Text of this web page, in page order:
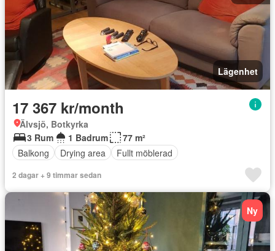
Lägenhet
17 367 kr/month
Älvsjö, Botkyrka
3 Rum
1 Badrum
77 m²
Balkong
Drying area Fullt möblerad
2 dagar + 9 timmar sedan
Ny